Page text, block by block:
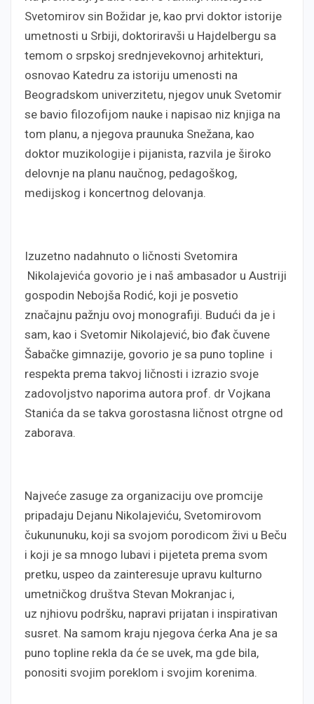
Svetomirov sin Božidar je, kao prvi doktor istorije
umetnosti u Srbiji, doktoriravši u Hajdelbergu sa
temom o srpskoj srednjevekovnoj arhitekturi,
osnovao Katedru za istoriju umenosti na
Beogradskom univerzitetu, njegov unuk Svetomir
se bavio filozofijom nauke i napisao niz knjiga na
tom planu, a njegova praunuka Snežana, kao
doktor muzikologije i pijanista, razvila je široko
delovnje na planu naučnog, pedagoškog,
medijskog i koncertnog delovanja.
Izuzetno nadahnuto o ličnosti Svetomira
Nikolajevića govorio je i naš ambasador u Austriji
gospodin Nebojša Rodić, koji je posvetio
značajnu pažnju ovoj monografiji. Budući da je i
sam, kao i Svetomir Nikolajević, bio đak čuvene
Šabačke gimnazije, govorio je sa puno topline i
respekta prema takvoj ličnosti i izrazio svoje
zadovoljstvo naporima autora prof. dr Vojkana
Stanića da se takva gorostasna ličnost otrgne od
zaborava.
Najveće zasuge za organizaciju ove promcije
pripadaju Dejanu Nikolajeviću, Svetomirovom
čukununuku, koji sa svojom porodicom živi u Beču
i koji je sa mnogo lubavi i pijeteta prema svom
pretku, uspeo da zainteresuje upravu kulturno
umetničkog društva Stevan Mokranjac i,
uz njhiovu podršku, napravi prijatan i inspirativan
susret. Na samom kraju njegova ćerka Ana je sa
puno topline rekla da će se uvek, ma gde bila,
ponositi svojim poreklom i svojim korenima.